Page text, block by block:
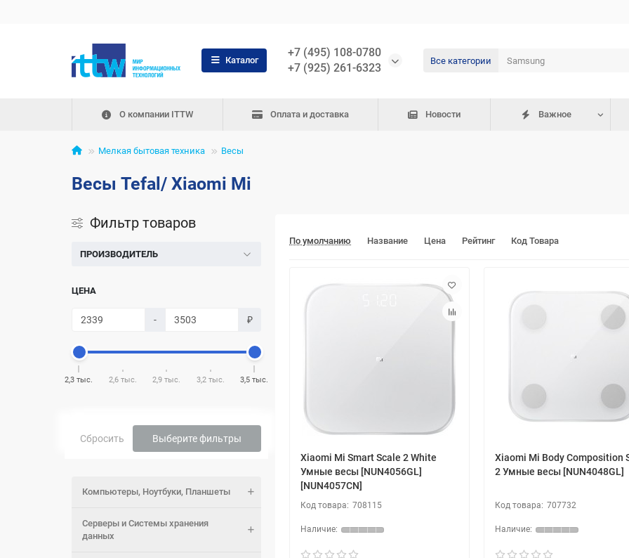
Каталог Все категории
+7 (495) 108-0780
+7 (925) 261-6323
О компании ITTW Оплата и доставка Новости Важное
Мелкая бытовая техника Весы
Весы Tefal/ Xiaomi Mi
Фильтр товаров
ПРОИЗВОДИТЕЛЬ
ЦЕНА
- ₽
2,3 тыс. 2,6 тыс. 2,9 тыс. 3,2 тыс. 3,5 тыс.
Сбросить Выберите фильтры
Компьютеры, Ноутбуки, Планшеты
Серверы и Системы хранения
данных
По умолчанию Название Цена Рейтинг Код Товара
Xiaomi Mi Smart Scale 2 White
Умные весы [NUN4056GL]
[NUN4057CN]
708115
Xiaomi Mi Body Composition
2 Умные весы [NUN4048GL]
707732